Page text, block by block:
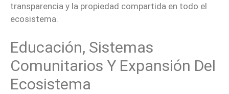
transparencia y la propiedad compartida en todo el
ecosistema.
Educación, Sistemas
Comunitarios Y Expansión Del
Ecosistema